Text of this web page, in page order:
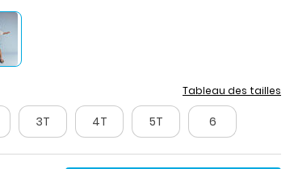
Tableau des tailles
3T 4T 5T 6